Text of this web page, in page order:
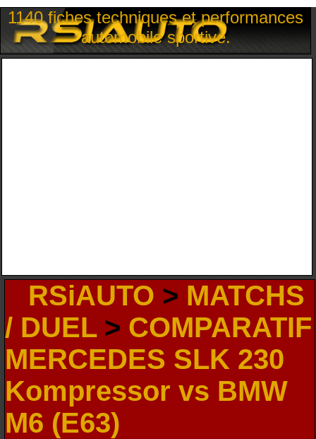
1140 fiches techniques et performances
automobile sportive.
RSiAUTO > MATCHS
/ DUEL> COMPARATIF
MERCEDES SLK 230
Kompressor vs BMW
M6 (E63)